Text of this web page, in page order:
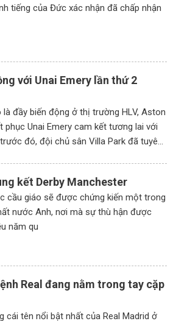
tiếng của Đức xác nhận đã chấp nhận
với Unai Emery lần thứ 2
đầy biến động ở thị trường HLV, Aston
Unai Emery cam kết tương lai với
đó, đội chủ sân Villa Park đã tuyên
kết Derby Manchester
cầu giáo sẽ được chứng kiến một trong
nước Anh, nơi mà sự thù hận được
năm qu
Real đang nằm trong tay cặp
cái tên nổi bật nhất của Real Madrid ở